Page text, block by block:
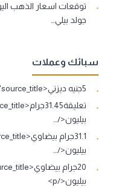
توقعات اسعار الذهب
جولد بيلي…
سبائك وعملات
5جنيه ديزني<p class="source_title">المصدر : جولد بيليون</p>
بيليون</…
بيليون</…
بيليون</p>